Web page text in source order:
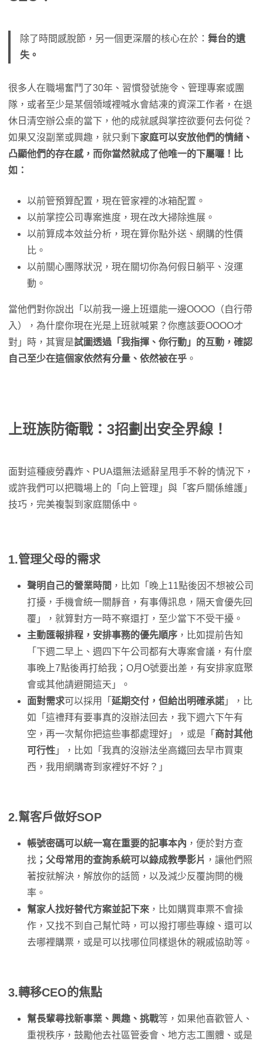
除了時間感脫節，另一個更深層的核心在於： 舞台的遺
失。
很多人在職場奮鬥了30年、習慣發號施令、管理專案或團
隊，或者至少是某個領域裡喊水會結凍的資深工作者，在退
休日清空辦公桌的當下，他的成就感與掌控欲要何去何從？
如果又沒副業或興趣，就只剩下家庭可以安放他們的情緒、
凸顯他們的存在感，而你當然就成了他唯一的下屬囉！比
如：
以前管預算配置，現在管家裡的冰箱配置。
以前掌控公司專案進度，現在改大掃除進展。
以前算成本效益分析，現在算你點外送、網購的性價
比。
以前關心團隊狀況，現在關切你為何假日躺平、沒運
動。
當他們對你說出「以前我一邊上班還能一邊OOOO（自行帶
入），為什麼你現在光是上班就喊累？你應該要OOOO才
對」時，其實是試圖透過「我指揮、你行動」的互動，確認
自己至少在這個家依然有分量、依然被在乎 。
上班族防衛戰：3招劃出安全界線！
面對這種疲勞轟炸、PUA還無法遞辭呈甩手不幹的情況下，
或許我們可以把職場上的「向上管理」與「客戶關係維護」
技巧，完美複製到家庭關係中。
1.管理父母的需求
聲明自己的營業時間 ，比如「晚上11點後因不想被公司
打擾，手機會統一關靜音，有事傳訊息，隔天會優先回
覆」，就算對方一時不察還打，至少當下不受干擾。
主動匯報排程，安排事務的優先順序 ，比如提前告知
「下週二早上、週四下午公司都有大專案會議，有什麼
事晚上7點後再打給我；O月O號要出差，有安排家庭聚
會或其他請避開這天」。
面對需求可以採用「 延期交付，但給出明確承諾 」，比
如「這禮拜有要事真的沒辦法回去，我下週六下午有
空，再一次幫你把這些事都處理好」，或是「 商討其他
可行性 」，比如「我真的沒辦法坐高鐵回去早市買東
西，我用網購寄到家裡好不好？」
2.幫客戶做好SOP
帳號密碼可以統一寫在重要的記事本內 ，便於對方查
找 ；父母常用的查詢系統可以錄成教學影片 ，讓他們照
著按就解決，解放你的話筒，以及減少反覆詢問的機
率。
幫家人找好替代方案並記下來 ，比如購買車票不會操
作，又找不到自己幫忙時，可以撥打哪些專線、還可以
去哪裡購票，或是可以找哪位同樣退休的親戚協助等。
3.轉移CEO的焦點
幫長輩尋找新事業、興趣、挑戰等，如果他喜歡管人、
重視秩序，鼓勵他去社區管委會、地方志工團體、或是